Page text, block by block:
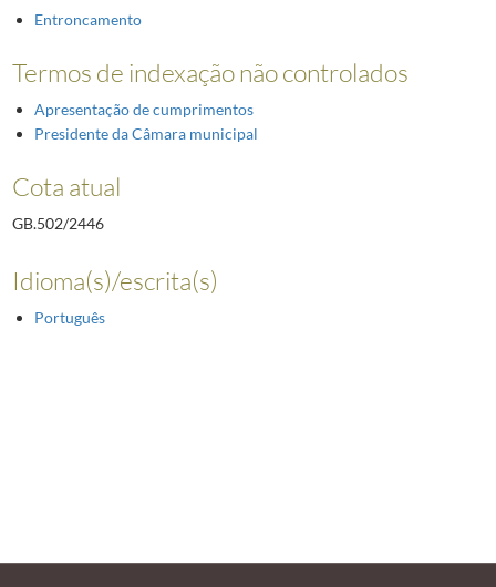
Entroncamento
Termos de indexação não controlados
Apresentação de cumprimentos
Presidente da Câmara municipal
Cota atual
GB.502/2446
Idioma(s)/escrita(s)
Português